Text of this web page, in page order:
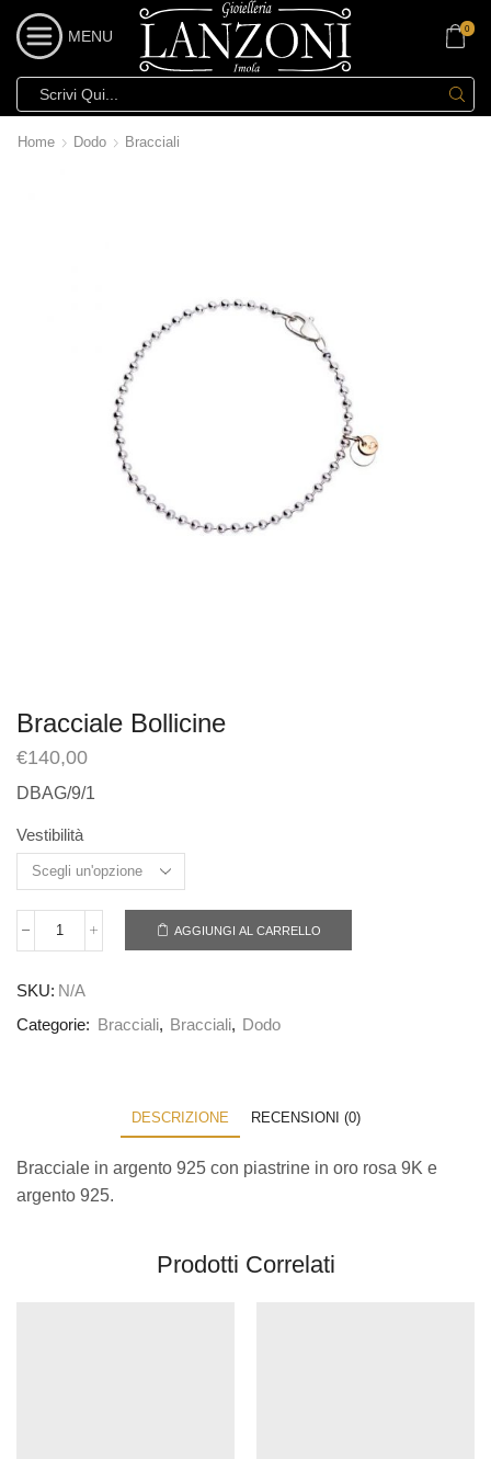
MENU 0
Home Dodo Bracciali
Bracciale Bollicine
€140,00
DBAG/9/1
Vestibilità
AGGIUNGI AL CARRELLO
SKU: N/A
Categorie:
Bracciali, Bracciali, Dodo
DESCRIZIONE RECENSIONI (0)
Bracciale in argento 925 con piastrine in oro rosa 9K e
argento 925.
Prodotti Correlati